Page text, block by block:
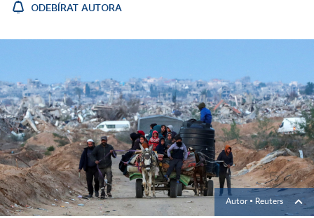
ODEBÍRAT AUTORA
Autor ▪ Reuters